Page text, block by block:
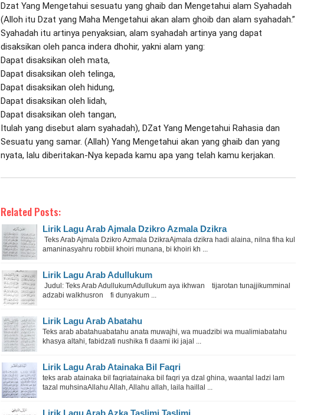
Dzat Yang Mengetahui sesuatu yang ghaib dan Mengetahui alam Syahadah
(Alloh itu Dzat yang Maha Mengetahui akan alam ghoib dan alam syahadah.”
Syahadah itu artinya penyaksian, alam syahadah artinya yang dapat
disaksikan oleh panca indera dhohir, yakni alam yang:
Dapat disaksikan oleh mata,
Dapat disaksikan oleh telinga,
Dapat disaksikan oleh hidung,
Dapat disaksikan oleh lidah,
Dapat disaksikan oleh tangan,
Itulah yang disebut alam syahadah), DZat Yang Mengetahui Rahasia dan
Sesuatu yang samar. (Allah) Yang Mengetahui akan yang ghaib dan yang
nyata, lalu diberitakan-Nya kepada kamu apa yang telah kamu kerjakan.
Related Posts:
Lirik Lagu Arab Ajmala Dzikro Azmala Dzikra
Teks Arab Ajmala Dzikro Azmala DzikraAjmala dzikra hadi alaina, nilna fiha kul
amaninasyahru robbiil khoiri munana, bi khoiri kh ...
Lirik Lagu Arab Adullukum
Judul: Teks Arab AdullukumAdullukum aya ikhwan tijarotan tunajjikumminal
adzabi walkhusron fi dunyakum ...
Lirik Lagu Arab Abatahu
Teks arab abatahuabatahu anata muwajhi, wa muadzibi wa mualimiabatahu
khasya altahi, fabidzati nushika fi daami iki jajal ...
Lirik Lagu Arab Atainaka Bil Faqri
teks arab atainaka bil faqriatainaka bil faqri ya dzal ghina, waantal ladzi lam
tazal muhsinaAllahu Allah, Allahu allah, laila haillal ...
Lirik Lagu Arab Azka Taslimi Taslimi